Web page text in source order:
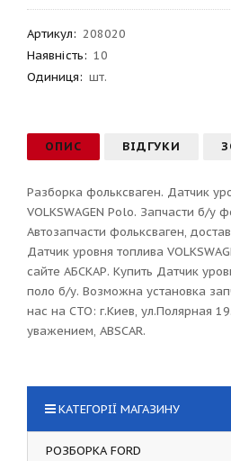
Артикул: 208020
Наявність: 10
Одиниця: шт.
ОПИС ВІДГУКИ
Разборка фольксваген. Датчик
VOLKSWAGEN Polo. Запчасти б/у
Автозапчасти фольксваген,
Датчик уровня топлива
сайте АБСКАР. Купить Датчик
поло б/у. Возможна установка
нас на СТО: г.Киев, ул.Полярная
уважением, ABSCAR.
КАТЕГОРІЇ МАГАЗИНУ
РОЗБОРКА FORD